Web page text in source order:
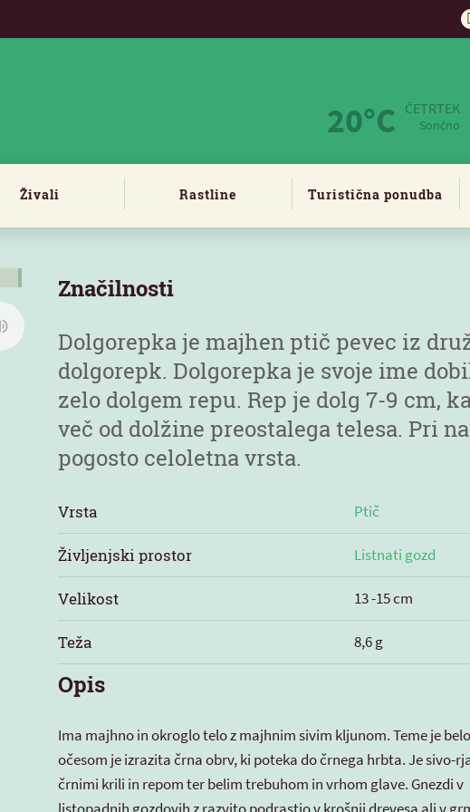
20°C ČETRTEK
Sončno
Živali Rastline Turistična ponudba
Značilnosti
Dolgorepka je majhen ptič pevec iz
dolgorepk. Dolgorepka je svoje ime
zelo dolgem repu. Rep je dolg 7-9 cm,
več od dolžine preostalega telesa. Pri
pogosto celoletna vrsta.
Vrsta Ptič
Življenjski prostor Listnati gozd
Velikost 13 -15 cm
Teža 8,6 g
Opis
Ima majhno in okroglo telo z majhnim sivim kljunom. Teme je
očesom je izrazita črna obrv, ki poteka do črnega hrbta. Je sivo-
črnimi krili in repom ter belim trebuhom in vrhom glave. Gnezdi v